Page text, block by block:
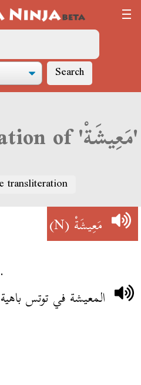
Search
Derja translation of 'مَعِيشَةْ'
transliteration
مَعِيشَةْ(N)
المعيشة في توتس